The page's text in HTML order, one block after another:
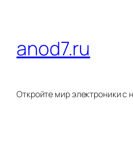
содержимому
anod7.ru
Откройте мир электроники с